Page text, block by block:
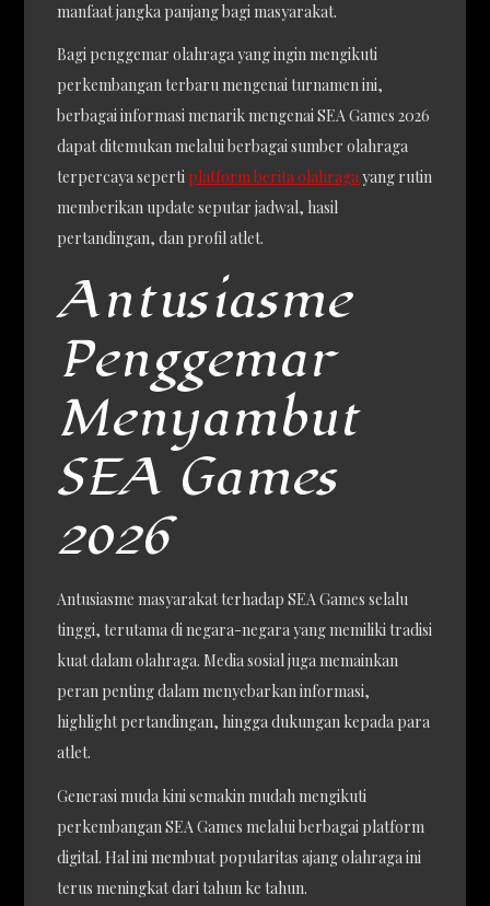
manfaat jangka panjang bagi masyarakat.
Bagi penggemar olahraga yang ingin mengikuti
perkembangan terbaru mengenai turnamen ini,
berbagai informasi menarik mengenai SEA Games 2026
dapat ditemukan melalui berbagai sumber olahraga
terpercaya seperti platform berita olahragayang rutin
memberikan update seputar jadwal, hasil
pertandingan, dan profil atlet.
Antusiasme
Penggemar
Menyambut
SEA Games
2026
Antusiasme masyarakat terhadap SEA Games selalu
tinggi, terutama di negara-negara yang memiliki tradisi
kuat dalam olahraga. Media sosial juga memainkan
peran penting dalam menyebarkan informasi,
highlight pertandingan, hingga dukungan kepada para
atlet.
Generasi muda kini semakin mudah mengikuti
perkembangan SEA Games melalui berbagai platform
digital. Hal ini membuat popularitas ajang olahraga ini
terus meningkat dari tahun ke tahun.